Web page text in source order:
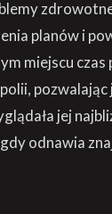
planów i
miejscu czas
jej
odnawia